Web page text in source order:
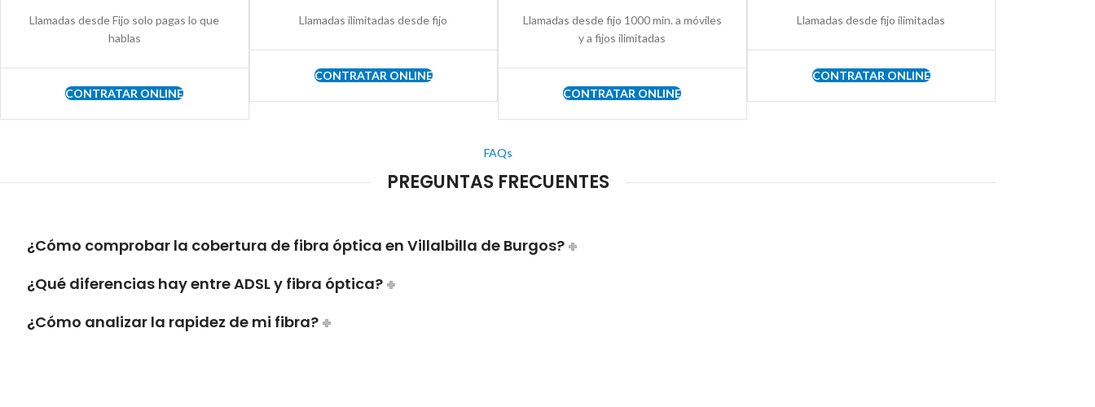
Llamadas desde Fijo solo pagas lo que
hablas
CONTRATAR ONLINE
Llamadas ilimitadas desde fijo
CONTRATAR ONLINE
Llamadas desde fijo 1000 min. a móviles
y a fijos ilimitadas
CONTRATAR ONLINE
Llamadas desde fijo ilimitadas
CONTRATAR ONLINE
FAQs
PREGUNTAS FRECUENTES
¿Cómo comprobar la cobertura de fibra óptica en Villalbilla de Burgos?
¿Qué diferencias hay entre ADSL y fibra óptica?
¿Cómo analizar la rapidez de mi fibra?